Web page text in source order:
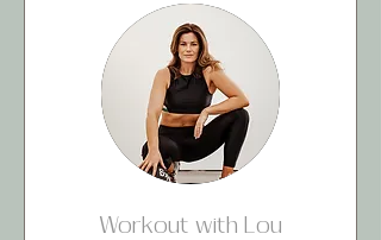
Workout with Lou